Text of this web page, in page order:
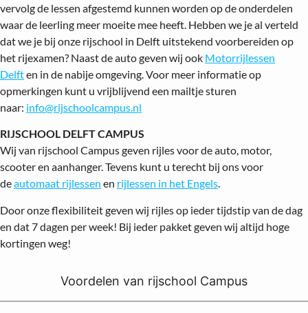
Voordelen van rijschool Campus
vervolg de lessen afgestemd kunnen worden op de onderdelen
waar de leerling meer moeite mee heeft. Hebben we je al verteld
dat we je bij onze rijschool in Delft uitstekend voorbereiden op
het rijexamen? Naast de auto geven wij ook Motorrijlessen
Delften in de nabije omgeving. Voor meer informatie op
opmerkingen kunt u vrijblijvend een mailtje sturen
naar: info@rijschoolcampus.nl
RIJSCHOOL DELFT CAMPUS
Wij van rijschool Campus geven rijles voor de auto, motor,
scooter en aanhanger. Tevens kunt u terecht bij ons voor
deautomaat rijlessen en rijlessen in het Engels.
Door onze flexibiliteit geven wij rijles op ieder tijdstip van de dag
en dat 7 dagen per week! Bij ieder pakket geven wij altijd hoge
kortingen weg!